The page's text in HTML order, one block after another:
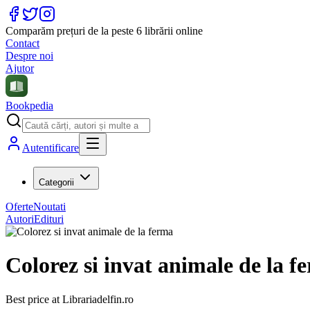
Comparăm prețuri de la peste 6 librării online
Contact
Despre noi
Ajutor
Bookpedia
Autentificare
Categorii
OferteNoutati
AutoriEdituri
Colorez si invat animale de la
Best price at Librariadelfin.ro